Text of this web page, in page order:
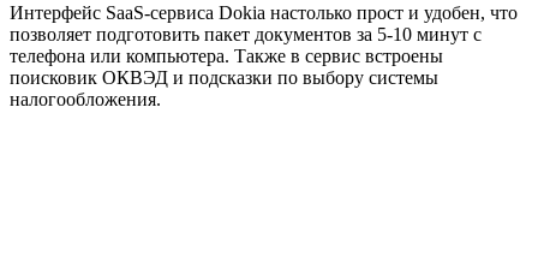
Интерфейс SaaS-сервиса Dokia настолько прост и удобен, что
позволяет подготовить пакет документов за 5-10 минут с
телефона или компьютера. Также в сервис встроены
поисковик ОКВЭД и подсказки по выбору системы
налогообложения.